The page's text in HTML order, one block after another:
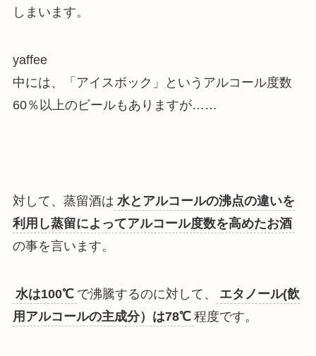
しまいます。
yaffee
中には、「アイスボック」というアルコール度数
60％以上のビールもありますが……
対して、蒸留酒は 水とアルコールの沸点の違いを
利用し蒸留によってアルコール度数を高めたお酒
の事を言います。
水は100℃ で沸騰するのに対して、
エタノール(飲
用アルコールの主成分）は78℃ 程度です。